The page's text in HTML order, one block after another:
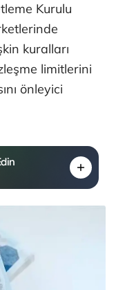
Kurulu
kuralları
limitlerini
önleyici